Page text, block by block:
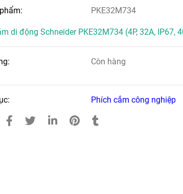
PKE32M734
di động Schneider PKE32M734 (4P, 32A, IP67,
Còn hàng
Phích cắm công nghiệp